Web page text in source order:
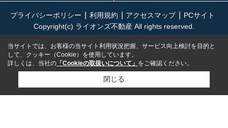
プライバシーポリシー 利用規約 アクセスマップ
PCサイト
Copyright(c) ライオンズ不動産 All rights reserved.
当サイトでは、お客様の当サイト利用状況把握、サービス向上検討を目的と
して、クッキー（Cookie）を使用しています。
詳しくは、当社の 「Cookieの取扱いについて」 をご確認ください。
閉じる